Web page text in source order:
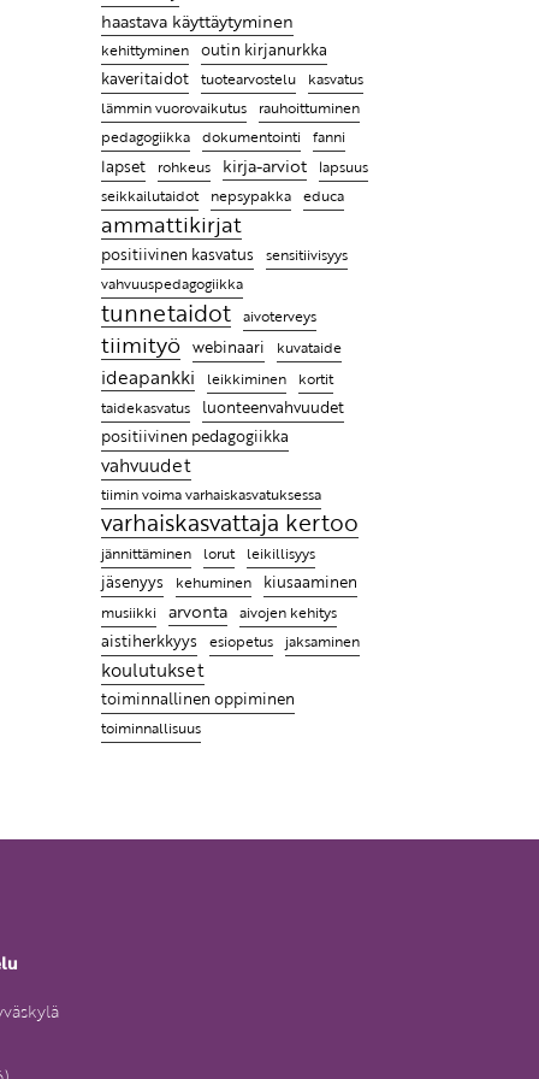
Entä jos lapsen hyvän kasvun
juuret ovat tiimissäsi?
Leikin lomassa on luontevaa
harjoitella uusia taitoja
Ratkaisujen muistitaulu
Lasten kanssa jokainen päivä
on erilainen ja se tekeekin
työstä mielenkiintoista
Ammattikirjat auttavat
ymmärtämään, miksi lapsi
käyttäytyy tietyllä tavalla ja
antaa parempia keinoja
kohdata hänet
haastava käyttäytyminen
kehittyminen outin kirjanurkka
kaveritaidot tuotearvostelu
kasvatus
lämmin vuorovaikutus
rauhoittuminen
pedagogiikka dokumentointi
fanni
lapset
rohkeus kirja-arviot
lapsuus
seikkailutaidot
nepsypakka educa
ammattikirjat
positiivinen kasvatus sensitiivisyys
vahvuuspedagogiikka
tunnetaidot aivoterveys
tiimityö webinaari kuvataide
ideapankki leikkiminen kortit
taidekasvatus luonteenvahvuudet
positiivinen pedagogiikka
vahvuudet
tiimin voima varhaiskasvatuksessa
varhaiskasvattaja kertoo
jännittäminen lorut leikillisyys
jäsenyys kehuminen kiusaaminen
musiikki arvonta aivojen kehitys
aistiherkkyys esiopetus jaksaminen
koulutukset
toiminnallinen oppiminen
toiminnallisuus